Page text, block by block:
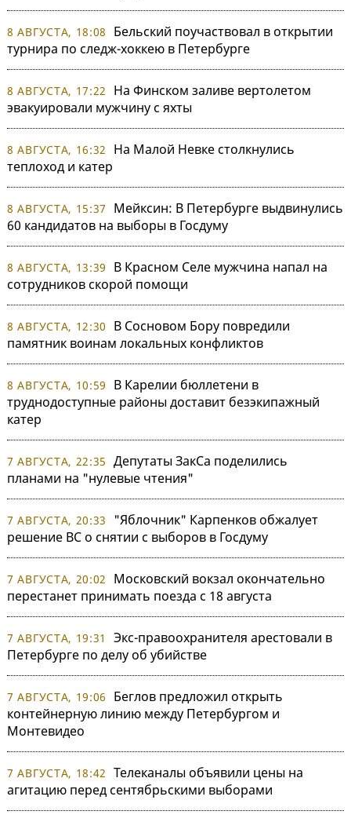
8 АВГУСТА, 18:08
Бельский поучаствовал в открытии
турнира по следж-хоккею в Петербурге
8 АВГУСТА, 17:22
На Финском заливе вертолетом
эвакуировали мужчину с яхты
8 АВГУСТА, 16:32
На Малой Невке столкнулись
теплоход и катер
8 АВГУСТА, 15:37
Мейксин: В Петербурге выдвинулись
60 кандидатов на выборы в Госдуму
8 АВГУСТА, 13:39
В Красном Селе мужчина напал на
сотрудников скорой помощи
8 АВГУСТА, 12:30
В Сосновом Бору повредили
памятник воинам локальных конфликтов
8 АВГУСТА, 10:59
В Карелии бюллетени в
труднодоступные районы доставит безэкипажный
катер
7 АВГУСТА, 22:35 Депутаты ЗакСа поделились
планами на "нулевые чтения"
7 АВГУСТА, 20:33
"Яблочник" Карпенков обжалует
решение ВС о снятии с выборов в Госдуму
7 АВГУСТА, 20:02
Московский вокзал окончательно
перестанет принимать поезда с 18 августа
7 АВГУСТА, 19:31
Экс-правоохранителя арестовали в
Петербурге по делу об убийстве
7 АВГУСТА, 19:06
Беглов предложил открыть
контейнерную линию между Петербургом и
Монтевидео
7 АВГУСТА, 18:42 Телеканалы объявили цены на
агитацию перед сентябрьскими выборами